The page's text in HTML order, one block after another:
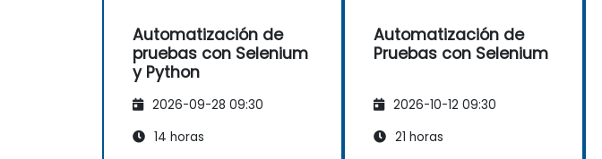
Automatización de
pruebas con Selenium
y Python
2026-09-28 09:30
14 horas
Automatización de
Pruebas con Selenium
2026-10-12 09:30
21 horas